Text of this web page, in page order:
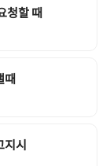
청할 때
때
지시